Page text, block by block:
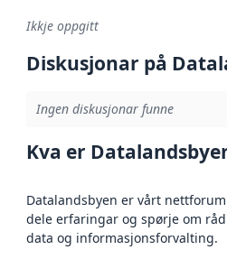
Ikkje oppgitt
Diskusjonar på
Ingen diskusjonar funne
Kva er
Datalandsbyen er vårt
dele erfaringar og spørje om
data og informasjonsforvalting.